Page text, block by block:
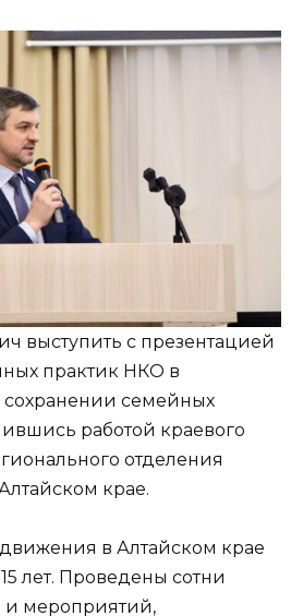
выступить с презентацией
практик НКО в
семейных
работой краевого
отделения
крае.
в Алтайском крае
лет. Проведены сотни
и мероприятий,